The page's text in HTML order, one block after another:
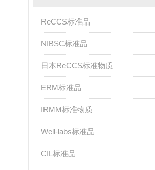
ReCCS标准品
NIBSC标准品
日本ReCCS标准物质
ERM标准品
IRMM标准物质
Well-labs标准品
CIL标准品